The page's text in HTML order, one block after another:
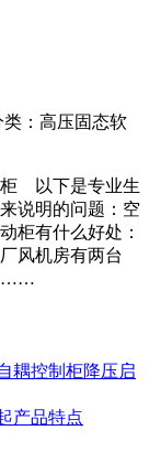
类：高压固态软
柜 以下是专业生
说明的问题：空
柜有什么好处：
风机房有两台
……
耦控制柜降压启
产品特点